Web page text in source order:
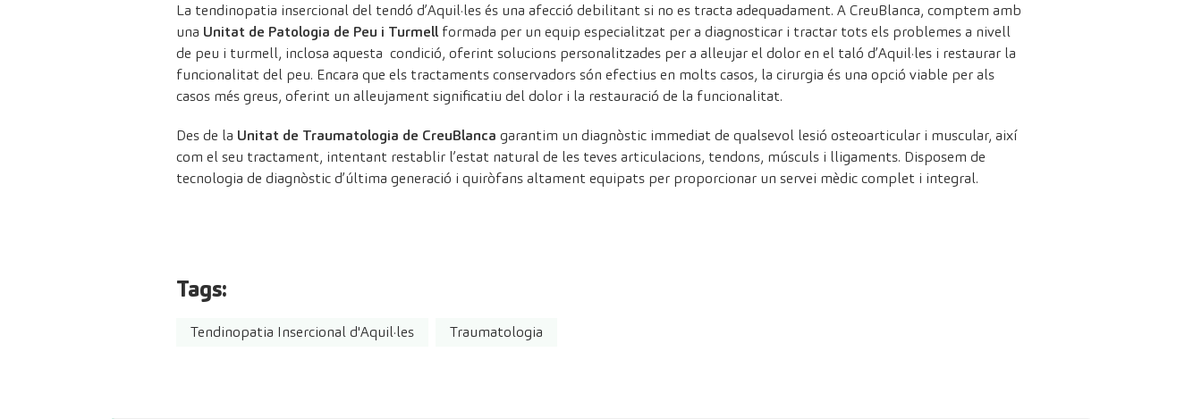
La tendinopatia insercional del tendó d’Aquil·les és una afecció debilitant si no es tracta adequadament. A CreuBlanca, comptem amb
una Unitat de Patologia de Peu i Turmell formada per un equip especialitzat per a diagnosticar i tractar tots els problemes a nivell
de peu i turmell, inclosa aquesta condició, oferint solucions personalitzades per a alleujar el dolor en el taló d’Aquil·les i restaurar la
funcionalitat del peu. Encara que els tractaments conservadors són efectius en molts casos, la cirurgia és una opció viable per als
casos més greus, oferint un alleujament significatiu del dolor i la restauració de la funcionalitat.
Des de la Unitat de Traumatologia de CreuBlanca garantim un diagnòstic immediat de qualsevol lesió osteoarticular i muscular, així
com el seu tractament, intentant restablir l’estat natural de les teves articulacions, tendons, músculs i lligaments. Disposem de
tecnologia de diagnòstic d’última generació i quiròfans altament equipats per proporcionar un servei mèdic complet i integral.
Tags:
Tendinopatia Insercional d'Aquil·les Traumatologia